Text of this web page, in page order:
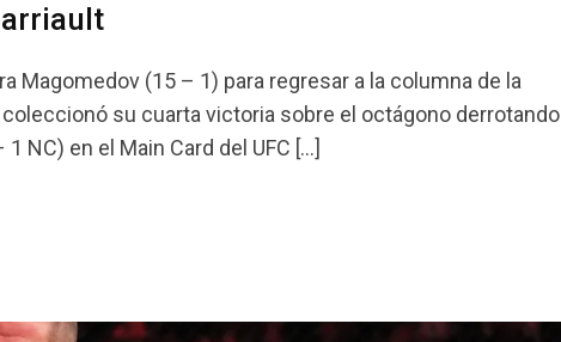
Magomedov (15 – 1) para regresar a la columna de la
su cuarta victoria sobre el octágono derrotando
NC) en el Main Card del UFC […]